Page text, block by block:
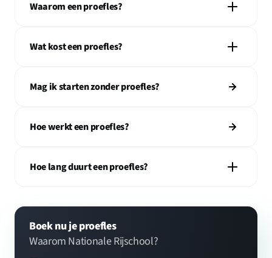
Waarom een proefles?
Wat kost een proefles?
Mag ik starten zonder proefles?
Hoe werkt een proefles?
Hoe lang duurt een proefles?
Boek nu je proefles
Waarom Nationale Rijschool?